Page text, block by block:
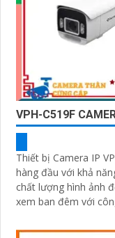
VPH-C519F
Thiết bị Camera IP
hàng đầu với khả
chất lượng hình ảnh đẹp. Đặc biệt, thiết bị cung cấp
xem ban đêm với